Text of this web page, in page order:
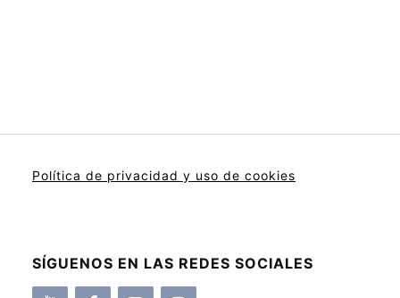
Política de privacidad y uso de cookies
SÍGUENOS EN LAS REDES SOCIALES